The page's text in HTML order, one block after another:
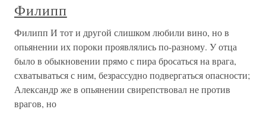
Филипп
Филипп И тот и другой слишком любили вино, но в
опьянении их пороки проявлялись по-разному. У отца
было в обыкновении прямо с пира бросаться на врага,
схватываться с ним, безрассудно подвергаться опасности;
Александр же в опьянении свирепствовал не против
врагов, но